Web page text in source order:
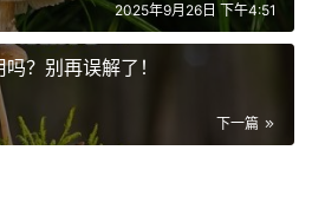
2025年9月26日 下午4:51
？别再误解了！
下一篇